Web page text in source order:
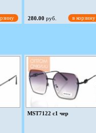
280.00 руб. в корзину
MST9803 c5 чер-сер
280.00руб.
MST7122 c1 чер